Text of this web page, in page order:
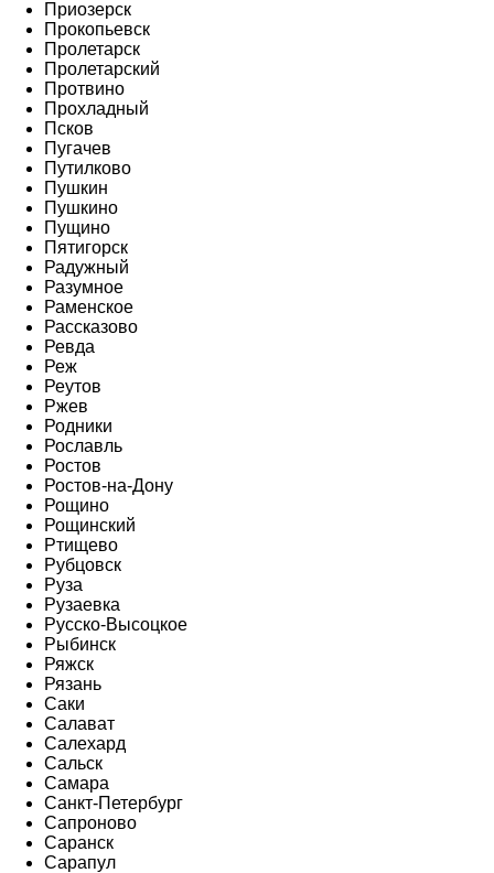
Приозерск
Прокопьевск
Пролетарск
Пролетарский
Протвино
Прохладный
Псков
Пугачев
Путилково
Пушкин
Пушкино
Пущино
Пятигорск
Радужный
Разумное
Раменское
Рассказово
Ревда
Реж
Реутов
Ржев
Родники
Рославль
Ростов
Ростов-на-Дону
Рощино
Рощинский
Ртищево
Рубцовск
Руза
Рузаевка
Русско-Высоцкое
Рыбинск
Ряжск
Рязань
Саки
Салават
Салехард
Сальск
Самара
Санкт-Петербург
Сапроново
Саранск
Сарапул